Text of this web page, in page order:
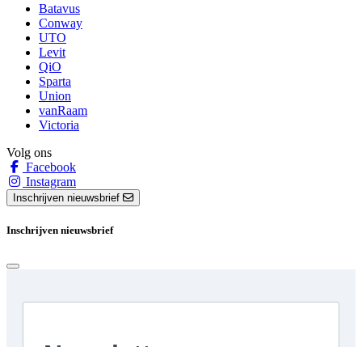
Batavus
Conway
UTO
Levit
QiO
Sparta
Union
vanRaam
Victoria
Volg ons
Facebook
Instagram
Inschrijven nieuwsbrief
Inschrijven nieuwsbrief